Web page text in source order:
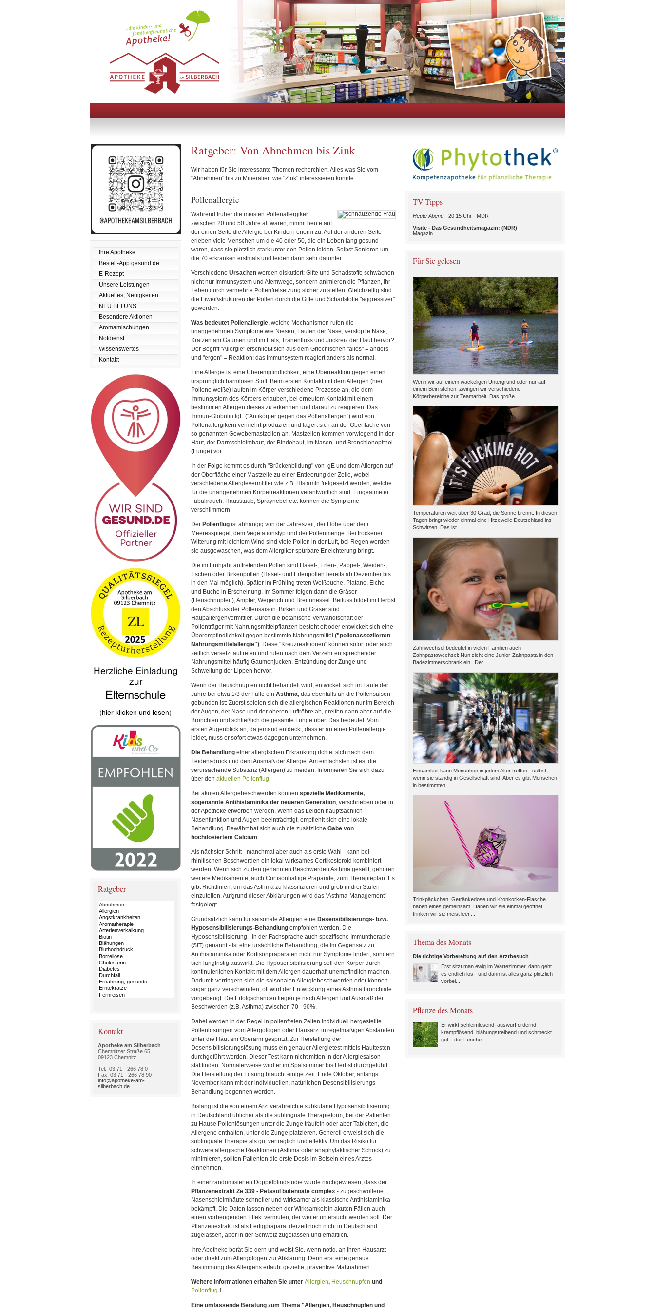
Ihre Apotheke
Bestell-App gesund.de
E-Rezept
Unsere Leistungen
Aktuelles, Neuigkeiten
NEU BEI UNS
Besondere Aktionen
Aromamischungen
Notdienst
Wissenswertes
Kontakt
Ratgeber
Kontakt
Apotheke am Silberbach
Chemnitzer Straße 65
09123 Chemnitz
Tel.: 03 71 - 266 78 0
Fax: 03 71 - 266 78 90
info@apotheke-am-
silberbach.de
Ratgeber: Von Abnehmen bis Zink
Wir haben für Sie interessante Themen recherchiert. Alles was Sie vom
"Abnehmen" bis zu Mineralien wie "Zink" interessieren könnte.
Pollenallergie
Während früher die meisten Pollenallergiker
zwischen 20 und 50 Jahre alt waren, nimmt heute auf
der einen Seite die Allergie bei Kindern enorm zu. Auf der anderen Seite
erleben viele Menschen um die 40 oder 50, die ein Leben lang gesund
waren, dass sie plötzlich stark unter den Pollen leiden. Selbst Senioren um
die 70 erkranken erstmals und leiden dann sehr darunter.
Verschiedene Ursachenwerden diskutiert: Gifte und Schadstoffe schwächen
nicht nur Immunsystem und Atemwege, sondern animieren die Pflanzen, ihr
Leben durch vermehrte Pollenfreisetzung sicher zu stellen. Gleichzeitig sind
die Eiweißstrukturen der Pollen durch die Gifte und Schadstoffe "aggressiver"
geworden.
Was bedeutet Pollenallergie, welche Mechanismen rufen die
unangenehmen Symptome wie Niesen, Laufen der Nase, verstopfte Nase,
Kratzen am Gaumen und im Hals, Tränenfluss und Juckreiz der Haut hervor?
Der Begriff "Allergie" erschließt sich aus dem Griechischen "allos" = anders
und "ergon" = Reaktion: das Immunsystem reagiert anders als normal.
Eine Allergie ist eine Überempfindlichkeit, eine Überreaktion gegen einen
ursprünglich harmlosen Stoff. Beim ersten Kontakt mit dem Allergen (hier
Polleneiweiße) laufen im Körper verschiedene Prozesse an, die dem
Immunsystem des Körpers erlauben, bei erneutem Kontakt mit einem
bestimmten Allergen dieses zu erkennen und darauf zu reagieren. Das
Immun-Globulin IgE ("Antikörper gegen das Pollenallergen") wird von
Pollenallergikern vermehrt produziert und lagert sich an der Oberfläche von
so genannten Gewebemastzellen an. Mastzellen kommen vorwiegend in der
Haut, der Darmschleimhaut, der Bindehaut, im Nasen- und Bronchienepithel
(Lunge) vor.
In der Folge kommt es durch "Brückenbildung" von IgE und dem Allergen auf
der Oberfläche einer Mastzelle zu einer Entleerung der Zelle, wobei
verschiedene Allergievermittler wie z.B. Histamin freigesetzt werden, welche
für die unangenehmen Körperreaktionen verantwortlich sind. Eingeatmeter
Tabakrauch, Hausstaub, Spraynebel etc. können die Symptome
verschlimmern.
Der Pollenflugist abhängig von der Jahreszeit, der Höhe über dem
Meeresspiegel, dem Vegetationstyp und der Pollenmenge. Bei trockener
Witterung mit leichtem Wind sind viele Pollen in der Luft, bei Regen werden
sie ausgewaschen, was dem Allergiker spürbare Erleichterung bringt.
Die im Frühjahr auftretenden Pollen sind Hasel-, Erlen-, Pappel-, Weiden-,
Eschen oder Birkenpollen (Hasel- und Erlenpollen bereits ab Dezember bis
in den Mai möglich). Später im Frühling treten Weißbuche, Platane, Eiche
und Buche in Erscheinung. Im Sommer folgen dann die Gräser
(Heuschnupfen), Ampfer, Wegerich und Brennnessel. Beifuss bildet im Herbst
den Abschluss der Pollensaison. Birken und Gräser sind
Haupallergenvermittler. Durch die botanische Verwandtschaft der
Pollenträger mit Nahrungsmittelpflanzen besteht oft oder entwickelt sich eine
Überempfindlichkeit gegen bestimmte Nahrungsmittel ("pollenassoziierten
Nahrungsmittelallergie"). Diese "Kreuzreaktionen" können sofort oder auch
zeitlich versetzt auftreten und rufen nach dem Verzehr entsprechender
Nahrungsmittel häufig Gaumenjucken, Entzündung der Zunge und
Schwellung der Lippen hervor.
Wenn der Heuschnupfen nicht behandelt wird, entwickelt sich im Laufe der
Jahre bei etwa 1/3 der Fälle ein Asthma, das ebenfalls an die Pollensaison
gebunden ist: Zuerst spielen sich die allergischen Reaktionen nur im Bereich
der Augen, der Nase und der oberen Luftröhre ab, greifen dann aber auf die
Bronchien und schließlich die gesamte Lunge über. Das bedeutet: Vom
ersten Augenblick an, da jemand entdeckt, dass er an einer Pollenallergie
leidet, muss er sofort etwas dagegen unternehmen.
Die Behandlungeiner allergischen Erkrankung richtet sich nach dem
Leidensdruck und dem Ausmaß der Allergie. Am einfachsten ist es, die
verursachende Substanz (Allergen) zu meiden. Informieren Sie sich dazu
über den aktuellen Pollenflug.
Bei akuten Allergiebeschwerden können spezielle Medikamente,
sogenannte Antihistaminika der neueren Generation, verschrieben oder in
der Apotheke erworben werden. Wenn das Leiden hauptsächlich
Nasenfunktion und Augen beeinträchtigt, empfiehlt sich eine lokale
Behandlung. Bewährt hat sich auch die zusätzliche Gabe von
hochdosiertem Calcium.
Als nächster Schritt - manchmal aber auch als erste Wahl - kann bei
rhinitischen Beschwerden ein lokal wirksames Cortikosteroid kombiniert
werden. Wenn sich zu den genannten Beschwerden Asthma gesellt, gehören
weitere Medikamente, auch Cortisonhaltige Präparate, zum Therapieplan. Es
gibt Richtlinien, um das Asthma zu klassifizieren und grob in drei Stufen
einzuteilen. Aufgrund dieser Abklärungen wird das "Asthma-Management"
festgelegt.
Grundsätzlich kann für saisonale Allergien eine Desensibilisierungs- bzw.
Hyposensibilisierungs-Behandlungempfohlen werden. Die
Hyposensibilisierung - in der Fachsprache auch spezifische Immuntherapie
(SIT) genannt - ist eine ursächliche Behandlung, die im Gegensatz zu
Antihistaminika oder Kortisonpräparaten nicht nur Symptome lindert, sondern
sich langfristig auswirkt. Die Hyposensibilisierung soll den Körper durch
kontinuierlichen Kontakt mit dem Allergen dauerhaft unempfindlich machen.
Dadurch verringern sich die saisonalen Allergiebeschwerden oder können
sogar ganz verschwinden, oft wird der Entwicklung eines Asthma bronchiale
vorgebeugt. Die Erfolgschancen liegen je nach Allergen und Ausmaß der
Beschwerden (z.B. Asthma) zwischen 70 - 90%.
Dabei werden in der Regel in pollenfreien Zeiten individuell hergestellte
Pollenlösungen vom Allergologen oder Hausarzt in regelmäßigen Abständen
unter die Haut am Oberarm gespritzt. Zur Herstellung der
Desensibilisierungslösung muss ein genauer Allergietest mittels Hauttesten
durchgeführt werden. Dieser Test kann nicht mitten in der Allergiesaison
stattfinden. Normalerweise wird er im Spätsommer bis Herbst durchgeführt.
Die Herstellung der Lösung braucht einige Zeit. Ende Oktober, anfangs
November kann mit der individuellen, natürlichen Desensibilisierungs-
Behandlung begonnen werden.
Bislang ist die von einem Arzt verabreichte subkutane Hyposensibilisierung
in Deutschland üblicher als die sublinguale Therapieform, bei der Patienten
zu Hause Pollenlösungen unter die Zunge träufeln oder aber Tabletten, die
Allergene enthalten, unter die Zunge platzieren. Generell erweist sich die
sublinguale Therapie als gut verträglich und effektiv. Um das Risiko für
schwere allergische Reaktionen (Asthma oder anaphylaktischer Schock) zu
minimieren, sollten Patienten die erste Dosis im Beisein eines Arztes
einnehmen.
In einer randomisierten Doppelblindstudie wurde nachgewiesen, dass der
Pflanzenextrakt Ze 339 - Petasol butenoate complex- zugeschwollene
Nasenschleimhäute schneller und wirksamer als klassische Antihistaminika
bekämpft. Die Daten lassen neben der Wirksamkeit in akuten Fällen auch
einen vorbeugenden Effekt vermuten, der weiter untersucht werden soll. Der
Pflanzenextrakt ist als Fertigpräparat derzeit noch nicht in Deutschland
zugelassen, aber in der Schweiz zugelassen und erhältlich.
Ihre Apotheke berät Sie gern und weist Sie, wenn nötig, an Ihren Hausarzt
oder direkt zum Allergologen zur Abklärung. Denn erst eine genaue
Bestimmung des Allergens erlaubt gezielte, präventive Maßnahmen.
Weitere Informationen erhalten Sie unter Allergien, Heuschnupfen und
Pollenflug !
Eine umfassende Beratung zum Thema "Allergien, Heuschnupfen und
TV-Tipps
Heute Abend -20:15 Uhr - MDR
Visite - Das Gesundheitsmagazin: (NDR)
Magazin
Für Sie gelesen
Wenn wir auf einem wackeligen Untergrund oder nur auf
einem Bein stehen, zwingen wir verschiedene
Körperbereiche zur Teamarbeit. Das große...
Temperaturen weit über 30 Grad, die Sonne brennt: In diesen
Tagen bringt wieder einmal eine Hitzewelle Deutschland ins
Schwitzen. Das ist...
Zahnwechsel bedeutet in vielen Familien auch
Zahnpastawechsel: Nun zieht eine Junior-Zahnpasta in den
Badezimmerschrank ein. Der...
Einsamkeit kann Menschen in jedem Alter treffen - selbst
wenn sie ständig in Gesellschaft sind. Aber es gibt Menschen
in bestimmten...
Trinkpäckchen, Getränkedose und Kronkorken-Flasche
haben eines gemeinsam: Haben wir sie einmal geöffnet,
trinken wir sie meist leer....
Thema des Monats
Die richtige Vorbereitung auf den Arztbesuch
Erst sitzt man ewig im Wartezimmer, dann geht
es endlich los - und dann ist alles ganz plötzlich
vorbei...
Pflanze des Monats
Er wirkt schleimlösend, auswurffördernd,
krampflösend, blähungstreibend und schmeckt
gut – der Fenchel...